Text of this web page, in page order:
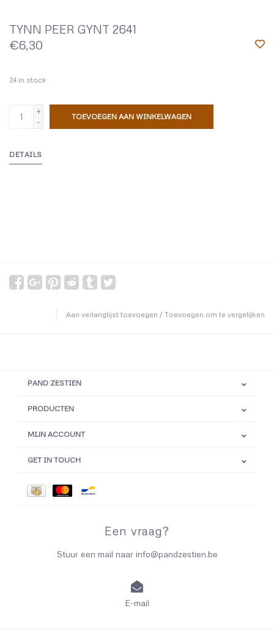
TYNN PEER GYNT 2641
€6,30
24 in stock
+
-
TOEVOEGEN AAN WINKELWAGEN
DETAILS
Aan verlanglijst toevoegen / Toevoegen om te vergelijken
PAND ZESTIEN
PRODUCTEN
MIJN ACCOUNT
GET IN TOUCH
Een vraag?
Stuur een mail naar info@pandzestien.be
E-mail